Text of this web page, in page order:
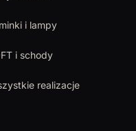
i lampy
i schody
realizacje